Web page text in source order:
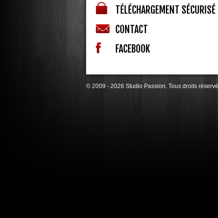
TÉLÉCHARGEMENT SÉCURISÉ
CONTACT
FACEBOOK
© 2009 - 2026 Studio Passion. Tous droits